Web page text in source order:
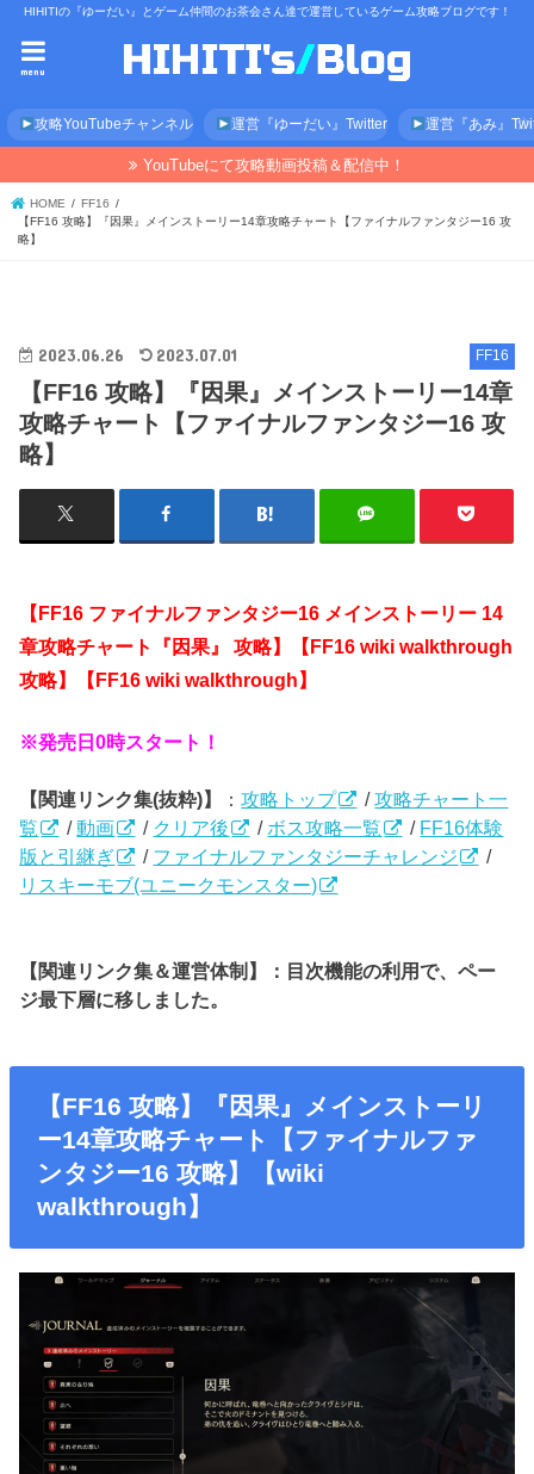
HIHITIの『ゆーだい』とゲーム仲間のお茶会さん達で運営しているゲーム攻略ブログです！
menu
攻略YouTubeチャンネル 運営『ゆーだい』Twitter 運営『あみ』
YouTubeにて攻略動画投稿＆配信中！
HOME
FF16
【FF16 攻略】『因果』メインストーリー14章攻略チャート【ファイナルファンタジー16 攻
略】
FF16
2023.06.26 2023.07.01
【FF16 攻略】『因果』メインストーリー14章
攻略チャート【ファイナルファンタジー16 攻
略】
【FF16 ファイナルファンタジー16 メインストーリー 14
章攻略チャート『因果』
攻略】【FF16 wiki walkthrough
攻略】【FF16 wiki walkthrough】
※発売日0時スタート！
【関連リンク集(抜粋)】 ：攻略トップ /攻略チャート一
覧
/動画 / クリア後 / ボス攻略一覧 / FF16体験
版と引継ぎ
/ ファイナルファンタジーチャレンジ
/
リスキーモブ(ユニークモンスター)
【関連リンク集＆運営体制】：目次機能の利用で、ペー
ジ最下層に移しました。
【FF16 攻略】『因果』メインストーリ
ー14章攻略チャート【ファイナルファ
ンタジー16 攻略】【wiki
walkthrough】